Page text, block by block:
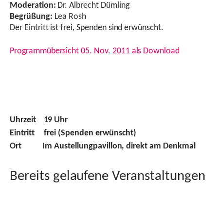
Moderation: Dr. Albrecht Dümling
Begrüßung: Lea Rosh
Der Eintritt ist frei, Spenden sind erwünscht.
Programmübersicht 05. Nov. 2011 als Download
Uhrzeit
19 Uhr
Eintritt frei (Spenden erwünscht)
Ort
Im Austellungpavillon, direkt am Denkmal
Bereits gelaufene Veranstaltungen